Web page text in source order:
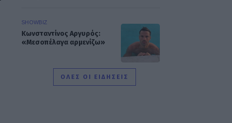
SHOWBIZ
Κωνσταντίνος Αργυρός:
«Μεσοπέλαγα αρμενίζω»
ΟΛΕΣ ΟΙ ΕΙΔΗΣΕΙΣ